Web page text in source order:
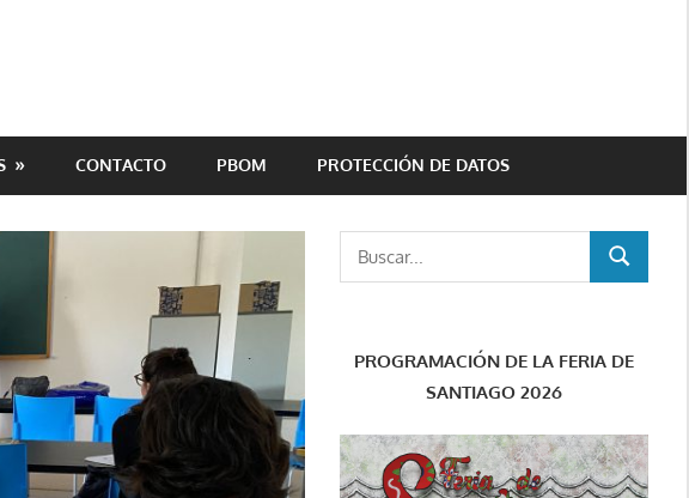
CONTACTO PBOM PROTECCIÓN DE DATOS
BUSCAR
PROGRAMACIÓN DE LA FERIA DE
SANTIAGO 2026